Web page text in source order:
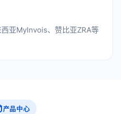
亚MyInvois、赞比亚ZRA等
产品中心